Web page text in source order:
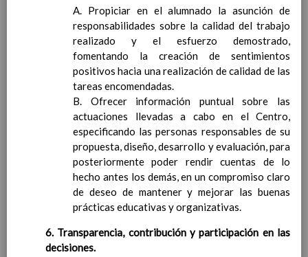
escolar
Ãšltima actualizaciÃ³n C.E. 21/22
Actividades extraescolares y
complementarias
Ãšltima actualizaciÃ³n
13 / Sep / 2019
Criterios para la elaboraciÃ³n de las
Programaciones DidÃ¡cticas y las Propuestas
PedagÃ³gicas
La evaluaciÃ³n del alumnado
Aspectos generales de la evaluaciÃ³n.
CarÃ¡cter de la misma
Criterios, procedimientos e instrumentos
para la realizaciÃ³n de la evaluaciÃ³n inicial
Procedimiento por el que se harÃ¡n
pÃºblicos los criterios de evaluaciÃ³n
Instrumentos para facilitar la observaciÃ³n
continuada de la evoluciÃ³n del proceso de
A. Propiciar en el alumnado la asunción de
responsabilidades sobre la calidad del trabajo
realizado y el esfuerzo demostrado,
fomentando la creación de sentimientos
positivos hacia una realización de calidad de las
tareas encomendadas.
B. Ofrecer información puntual sobre las
actuaciones llevadas a cabo en el Centro,
especificando las personas responsables de su
propuesta, diseño, desarrollo y evaluación, para
posteriormente poder rendir cuentas de lo
hecho antes los demás, en un compromiso claro
de deseo de mantener y mejorar las buenas
prácticas educativas y organizativas.
6. Transparencia, contribución y participación en las
decisiones.